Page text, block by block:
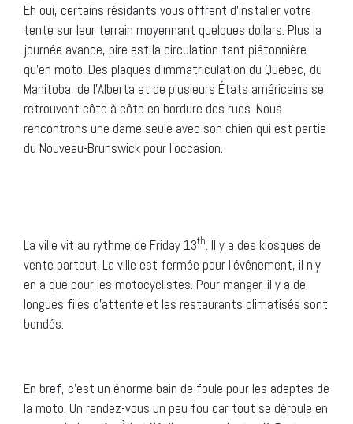
Eh oui, certains résidants vous offrent d’installer votre
tente sur leur terrain moyennant quelques dollars. Plus la
journée avance, pire est la circulation tant piétonnière
qu’en moto. Des plaques d’immatriculation du Québec, du
Manitoba, de l’Alberta et de plusieurs États américains se
retrouvent côte à côte en bordure des rues. Nous
rencontrons une dame seule avec son chien qui est partie
du Nouveau-Brunswick pour l’occasion.
La ville vit au rythme de Friday 13th. Il y a des kiosques de
vente partout. La ville est fermée pour l’événement, il n’y
en a que pour les motocyclistes. Pour manger, il y a de
longues files d’attente et les restaurants climatisés sont
bondés.
En bref, c’est un énorme bain de foule pour les adeptes de
la moto. Un rendez-vous un peu fou car tout se déroule en